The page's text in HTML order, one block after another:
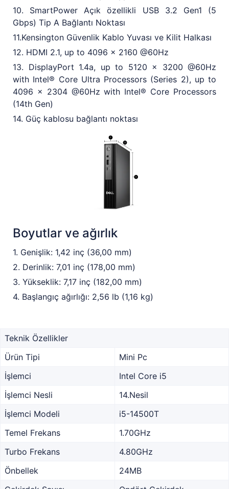
10. SmartPower Açık özellikli USB 3.2 Gen1 (5
Gbps) Tip A Bağlantı Noktası
11.Kensington Güvenlik Kablo Yuvası ve Kilit Halkası
12. HDMI 2.1, up to 4096 x 2160 @60Hz
13. DisplayPort 1.4a, up to 5120 x 3200 @60Hz
with Intel® Core Ultra Processors (Series 2), up to
4096 x 2304 @60Hz with Intel® Core Processors
(14th Gen)
14. Güç kablosu bağlantı noktası
Boyutlar ve ağırlık
1. Genişlik: 1,42 inç (36,00 mm)
2. Derinlik: 7,01 inç (178,00 mm)
3. Yükseklik: 7,17 inç (182,00 mm)
4. Başlangıç ağırlığı: 2,56 lb (1,16 kg)
Teknik Özellikler
Ürün Tipi
Mini Pc
İşlemci
Intel Core i5
İşlemci Nesli
14.Nesil
İşlemci Modeli
i5-14500T
Temel Frekans
1.70GHz
Turbo Frekans
4.80GHz
Önbellek
24MB